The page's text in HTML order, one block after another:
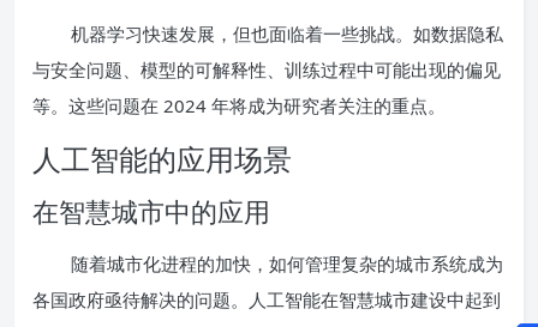
机器学习快速发展，但也面临着一些挑战。如数据隐私
与安全问题、模型的可解释性、训练过程中可能出现的偏见
等。这些问题在 2024 年将成为研究者关注的重点。
人工智能的应用场景
在智慧城市中的应用
随着城市化进程的加快，如何管理复杂的城市系统成为
各国政府亟待解决的问题。人工智能在智慧城市建设中起到